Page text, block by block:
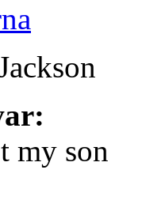
my son